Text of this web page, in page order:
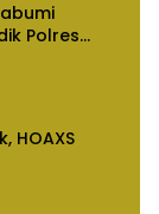
Polres
HOAXS